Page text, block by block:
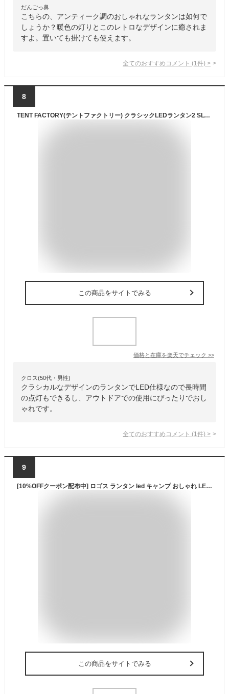
だんごっ鼻
こちらの、アンティーク調のおしゃれなランタンは如何で
しょうか？暖色の灯りとこのレトロなデザインに癒されま
すよ。置いても掛けても使えます。
全てのおすすめコメント (1 件) >
8
TENT FACTORY(テントファクトリー) クラシックLEDランタン2 SLV TF-CLED390-2
この商品をサイトでみる
価格と在庫を楽天でチェック >>
クロス(50代・男性)
クラシカルなデザインのランタンでLED仕様なので長時間
の点灯もできるし、アウトドアでの使用にぴったりでおし
ゃれです。
全てのおすすめコメント (1 件) >
9
[10%OFFクーポン配布中] ロゴス ランタン led キャンプ おしゃれ LEDランタン レトロ 照明 ライト ランプ 野外 防災 アウトドア ゆらめく 揺らめく 吊り下げ 置き型 無段階調光 暖色 手持ち 蓄電 USB コードレス Bamboo ゆらめき・クラシココテージランタン 74175026
この商品をサイトでみる